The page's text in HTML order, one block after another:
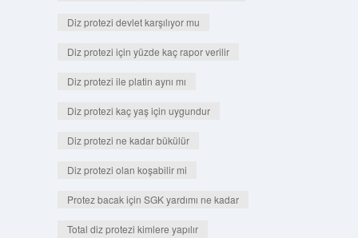
Diz protezi devlet karşılıyor mu
Diz protezi için yüzde kaç rapor verilir
Diz protezi ile platin aynı mı
Diz protezi kaç yaş için uygundur
Diz protezi ne kadar bükülür
Diz protezi olan koşabilir mi
Protez bacak için SGK yardımı ne kadar
Total diz protezi kimlere yapılır